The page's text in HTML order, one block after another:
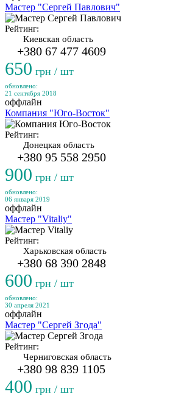
Мастер "Сергей Павлович"
Рейтинг:
Киевская область
+380 67 477 4609
650 грн / шт
обновлено:
21 сентября 2018
оффлайн
Компания "Юго-Восток"
Рейтинг:
Донецкая область
+380 95 558 2950
900 грн / шт
обновлено:
06 января 2019
оффлайн
Мастер "Vitaliy"
Рейтинг:
Харьковская область
+380 68 390 2848
600 грн / шт
обновлено:
30 апреля 2021
оффлайн
Мастер "Сергей Згода"
Рейтинг:
Черниговская область
+380 98 839 1105
400 грн / шт